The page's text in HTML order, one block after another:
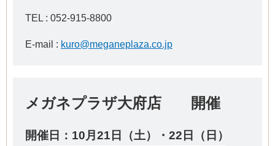
TEL : 052-915-8800
E-mail : kuro@meganeplaza.co.jp
メガネプラザ大府店 開催
開催日：10月21日（土）・22日（日）